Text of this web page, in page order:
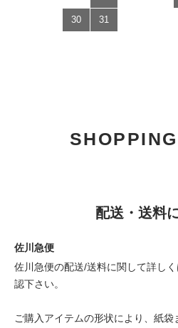
30 31
配送・送料
佐川急便
佐川急便の配送/送料に関して詳しく
認下さい。
ご購入アイテムの形状により、紙